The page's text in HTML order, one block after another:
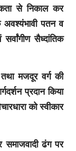
से निकाल कर
अवश्यंभावी पतन व
सैध्दांतिक
मजदूर वर्ग की
प्रदान किया
को स्वीकार
समाजवादी ढंग पर